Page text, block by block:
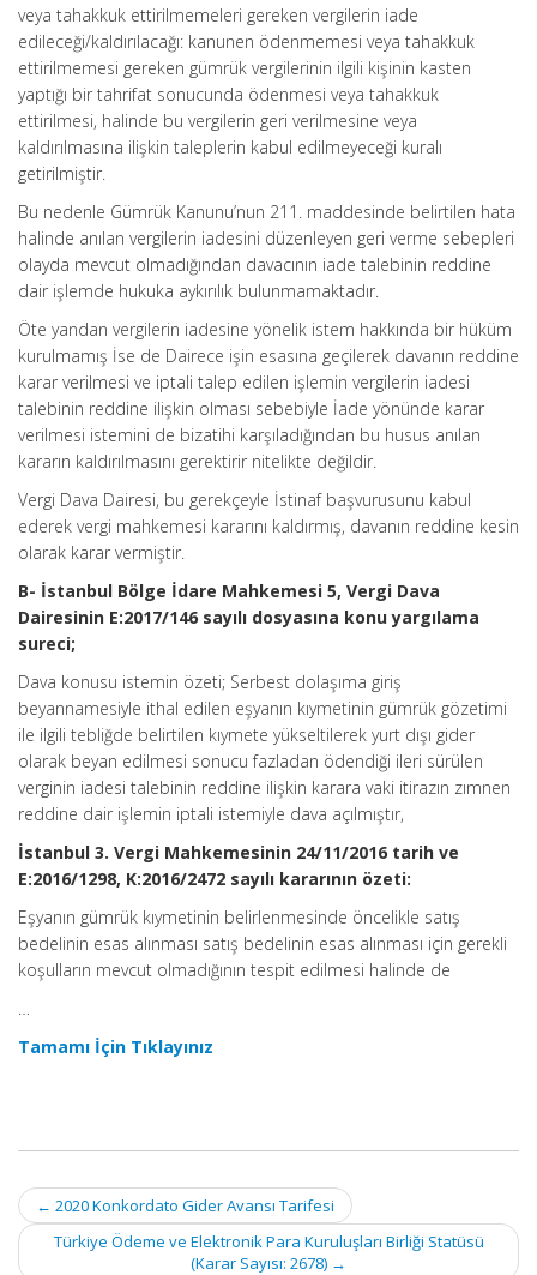
veya tahakkuk ettirilmemeleri gereken vergilerin iade
edileceği/kaldırılacağı: kanunen ödenmemesi veya tahakkuk
ettirilmemesi gereken gümrük vergilerinin ilgili kişinin kasten
yaptığı bir tahrifat sonucunda ödenmesi veya tahakkuk
ettirilmesi, halinde bu vergilerin geri verilmesine veya
kaldırılmasına ilişkin taleplerin kabul edilmeyeceği kuralı
getirilmiştir.
Bu nedenle Gümrük Kanunu’nun 211. maddesinde belirtilen hata
halinde anılan vergilerin iadesini düzenleyen geri verme sebepleri
olayda mevcut olmadığından davacının iade talebinin reddine
dair işlemde hukuka aykırılık bulunmamaktadır.
Öte yandan vergilerin iadesine yönelik istem hakkında bir hüküm
kurulmamış İse de Dairece işin esasına geçilerek davanın reddine
karar verilmesi ve iptali talep edilen işlemin vergilerin iadesi
talebinin reddine ilişkin olması sebebiyle İade yönünde karar
verilmesi istemini de bizatihi karşıladığından bu husus anılan
kararın kaldırılmasını gerektirir nitelikte değildir.
Vergi Dava Dairesi, bu gerekçeyle İstinaf başvurusunu kabul
ederek vergi mahkemesi kararını kaldırmış, davanın reddine kesin
olarak karar vermiştir.
B- İstanbul Bölge İdare Mahkemesi 5, Vergi Dava
Dairesinin E:2017/146 sayılı dosyasına konu yargılama
sureci;
Dava konusu istemin özeti; Serbest dolaşıma giriş
beyannamesiyle ithal edilen eşyanın kıymetinin gümrük gözetimi
ile ilgili tebliğde belirtilen kıymete yükseltilerek yurt dışı gider
olarak beyan edilmesi sonucu fazladan ödendiği ileri sürülen
verginin iadesi talebinin reddine ilişkin karara vaki itirazın zımnen
reddine dair işlemin iptali istemiyle dava açılmıştır,
İstanbul 3. Vergi Mahkemesinin 24/11/2016 tarih ve
E:2016/1298, K:2016/2472 sayılı kararının özeti:
Eşyanın gümrük kıymetinin belirlenmesinde öncelikle satış
bedelinin esas alınması satış bedelinin esas alınması için gerekli
koşulların mevcut olmadığının tespit edilmesi halinde de
…
Tamamı İçin Tıklayınız
Post
navigation
← 2020 Konkordato Gider Avansı Tarifesi
Türkiye Ödeme ve Elektronik Para Kuruluşları Birliği Statüsü
(Karar Sayısı: 2678) →